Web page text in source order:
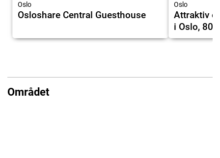
Oslo
Osloshare Central Guesthouse
Oslo
Attraktiv
i Oslo,
Området